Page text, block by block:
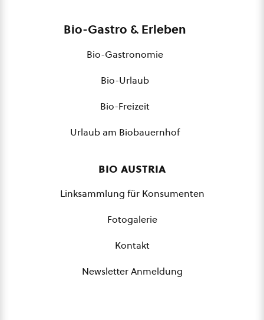
Bio-Gastro & Erleben
Bio-Gastronomie
Bio-Urlaub
Bio-Freizeit
Urlaub am Biobauernhof
bio austria
Linksammlung für Konsumenten
Fotogalerie
Kontakt
Newsletter Anmeldung